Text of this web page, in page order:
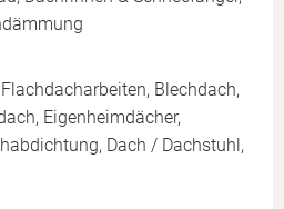
Blechdach,
Eigenheimdächer,
Dach / Dachstuhl,